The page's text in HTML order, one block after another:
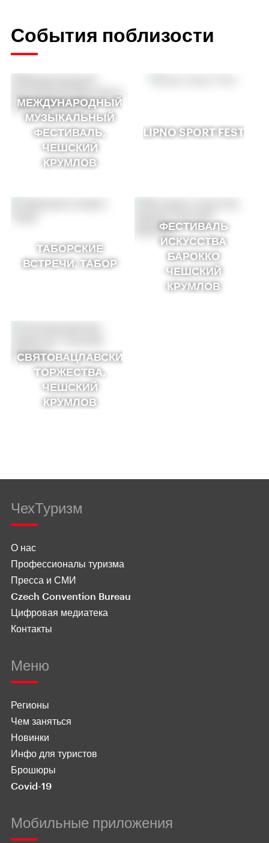
События поблизости
МЕЖДУНАРОДНЫЙ
МУЗЫКАЛЬНЫЙ
ФЕСТИВАЛЬ,
ЧЕШСКИЙ
КРУМЛОВ
LIPNO SPORT FEST
ТАБОРСКИЕ
ВСТРЕЧИ, ТАБОР
ФЕСТИВАЛЬ
ИСКУССТВА
БАРОККО
ЧЕШСКИЙ
КРУМЛОВ
СВЯТОВАЦЛАВСКИЕ
ТОРЖЕСТВА,
ЧЕШСКИЙ
КРУМЛОВ
ЧехТуризм
О нас
Профессионалы туризма
Пресса и СМИ
Czech Convention Bureau
Цифровая медиатека
Контакты
Меню
Регионы
Чем заняться
Новинки
Инфо для туристов
Брошюры
Covid-19
Мобильные приложения